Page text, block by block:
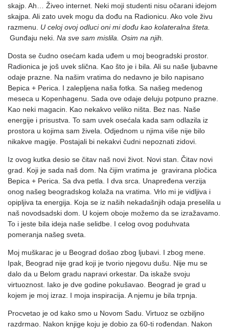
skajp. Ah… Živeo internet. Neki moji studenti nisu očarani idejom
skajpa. Ali zato uvek mogu da dođu na Radionicu. Ako vole živu
razmenu. U celoj ovoj odluci oni mi dođu kao kolateralna šteta.
Gunđaju neki. Na sve sam mislila. Osim na njih.
Dosta se čudno osećam kada uđem u moj beogradski prostor.
Radionica je još uvek slična. Kao što je i bila. Ali su naše ljubavne
odaje prazne. Na našim vratima do nedavno je bilo napisano
Bepica + Perica. I zalepljena naša fotka. Sa našeg medenog
meseca u Kopenhagenu. Sada ove odaje deluju potpuno prazne.
Kao neki magacin. Kao nekakvo veliko ništa. Bez nas. Naše
energije i prisustva. To sam uvek osećala kada sam odlazila iz
prostora u kojima sam živela. Odjednom u njima više nije bilo
nikakve magije. Postajali bi nekakvi čudni nepoznati zidovi.
Iz ovog kutka desio se čitav naš novi život. Novi stan. Čitav novi
grad. Koji je sada naš dom. Na čijim vratima je gravirana pločica
Bepica + Perica. Sa dva petla. I dva srca. Unapređena verzija
onog našeg beogradskog kolaža na vratima. Vrlo mi je vidljiva i
opipljiva ta energija. Koja se iz naših nekadašnjih odaja preselila u
naš novodsadski dom. U kojem oboje možemo da se izražavamo.
To i jeste bila ideja naše selidbe. I celog ovog poduhvata
pomeranja našeg sveta.
Moj muškarac je u Beograd došao zbog ljubavi. I zbog mene.
Ipak, Beograd nije grad koji je tvorio njegovu dušu. Nije mu se
dalo da u Belom gradu napravi orkestar. Da iskaže svoju
virtuoznost. Iako je dve godine pokušavao. Beograd je grad u
kojem je moj izraz. I moja inspiracija. A njemu je bila trpnja.
Procvetao je od kako smo u Novom Sadu. Virtuoz se ozbiljno
razdrmao. Nakon knjige koju je dobio za 60-ti rođendan. Nakon